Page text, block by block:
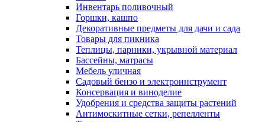
Инвентарь поливочный
Горшки, кашпо
Декоративные предметы для дачи и сада
Товары для пикника
Теплицы, парники, укрывной материал
Бассейны, матрасы
Мебель уличная
Садовый бензо и электроинструмент
Консервация и виноделие
Удобрения и средства защиты растений
Антимоскитные сетки, репелленты